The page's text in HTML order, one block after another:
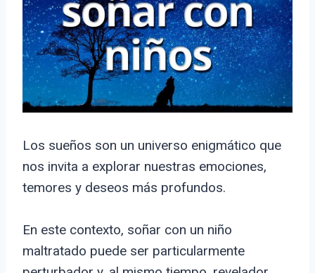
Los sueños son un universo enigmático que
nos invita a explorar nuestras emociones,
temores y deseos más profundos.
En este contexto, soñar con un niño
maltratado puede ser particularmente